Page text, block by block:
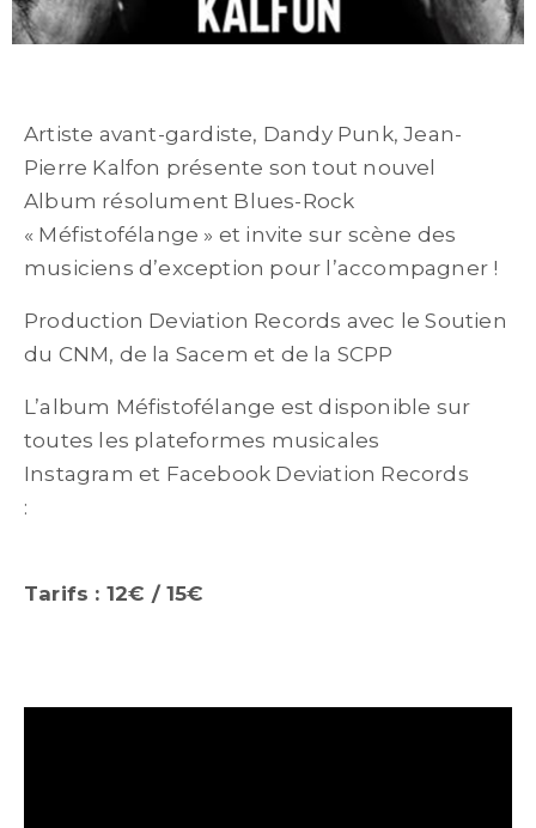
Artiste avant-gardiste, Dandy Punk, Jean-
Pierre Kalfon présente son tout nouvel
Album résolument Blues-Rock
« Méfistofélange » et invite sur scène des
musiciens d’exception pour l’accompagner !
Production Deviation Records avec le Soutien
du CNM, de la Sacem et de la SCPP
L’album Méfistofélange est disponible sur
toutes les plateformes musicales
Instagram et Facebook Deviation Records
:
Tarifs : 12€ / 15€